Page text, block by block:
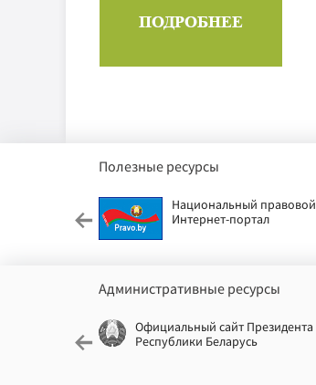
Полезные ресурсы
Национальный правовой
Интернет-портал
Административные ресурсы
Официальный сайт Президента
Республики Беларусь